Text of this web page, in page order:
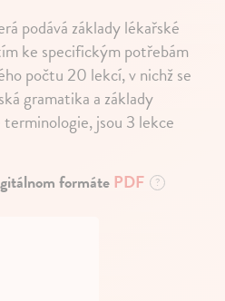
podává základy lékařské
ke specifickým potřebám
počtu 20 lekcí, v nichž se
gramatika a základy
jsou 3 lekce
formátePDF ?